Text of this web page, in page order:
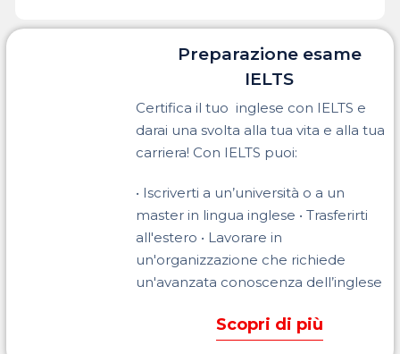
Preparazione esame
IELTS
Certifica il tuo inglese con IELTS e
darai una svolta alla tua vita e alla tua
carriera! Con IELTS puoi:
• Iscriverti a un’università o a un
master in lingua inglese •Trasferirti
all'estero • Lavorare in
un'organizzazione che richiede
un'avanzata conoscenza dell’inglese
Scopri di più